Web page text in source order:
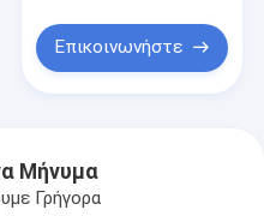
Επικοινωνήστε
Μήνυμα
Γρήγορα